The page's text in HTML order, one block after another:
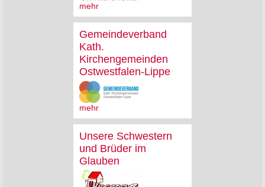
mehr
Gemeindeverband
Kath.
Kirchengemeinden
Ostwestfalen-Lippe
mehr
Unsere Schwestern
und Brüder im
Glauben